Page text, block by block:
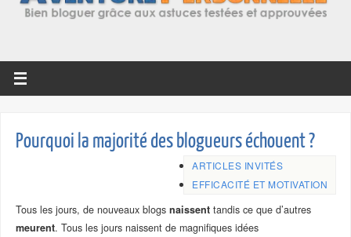
Pourquoi la majorité des blogueurs échouent ?
ARTICLES INVITÉS
EFFICACITÉ ET MOTIVATION
Tous les jours, de nouveaux blogs naissenttandis ce que d’autres
meurent. Tous les jours naissent de magnifiques idées